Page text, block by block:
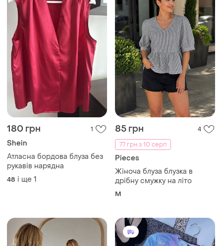
180 грн 1
Shein
Атласна бордова блуза без
рукавів нарядна
48 і ще 1
85 грн
4
77 грн з 10 серп
Pieces
Жіноча блуза блузка в
дрібну смужку на літо
M